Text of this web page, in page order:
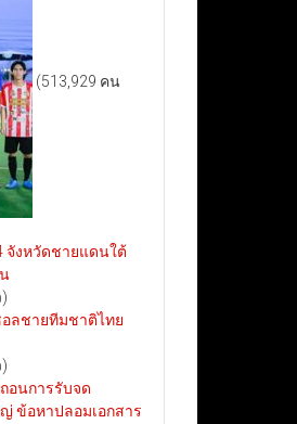
(513,929 คน
จังหวัดชายแดนใต้
ลชายทีมชาติไทย
ถอนการรับจด
ข้อหาปลอมเอกสาร